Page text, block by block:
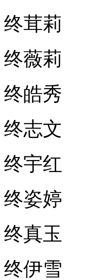
终茸莉
终薇莉
终皓秀
终志文
终宇红
终姿婷
终真玉
终伊雪